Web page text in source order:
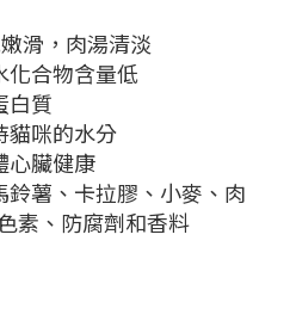
滑，肉湯清淡
化合物含量低
白質
貓咪的水分
心臟健康
鈴薯、卡拉膠、小麥、肉
素、防腐劑和香料